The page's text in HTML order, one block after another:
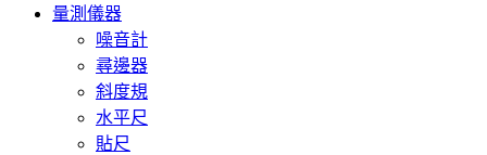
量測儀器
噪音計
尋邊器
斜度規
水平尺
貼尺